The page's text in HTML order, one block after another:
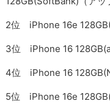
2位 iPhone 16e
3位 iPhone 16
4位 iPhone 16
5位 iPhone 16e